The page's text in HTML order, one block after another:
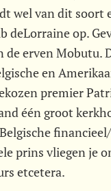
wel van dit
op.
de erven
en
premier
één groot
prins vliegen je
etcetera.